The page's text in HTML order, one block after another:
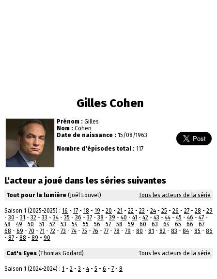
Gilles Cohen
Prénom : Gilles
Nom : Cohen
Date de naissance : 15/08/1963
Nombre d'épisodes total : 117
L'acteur a joué dans les séries suivantes
Tout pour la lumière(Joël Louvet) Tous les acteurs de la série
Saison 1 (2025-2025) : 16 - 17- 18 - 19 - 20 - 21 - 22- 23 - 24- 25 - 26 - 27- 28 - 29
- 30 - 31 - 32- 33 - 34- 35 - 36 - 37- 38 - 39 - 40 - 41 - 42- 43 - 44- 45 - 46 - 47-
48 - 49 - 50 - 51 - 52- 53 - 54- 55 - 56 - 57- 58 - 59 - 60 - 63 - 64- 65 - 66 - 67-
68 - 69 - 70 - 71 - 72- 73 - 74- 75 - 76 - 77- 78 - 79 - 80 - 81 - 82- 83 - 84- 85 - 86
- 87- 88 - 89 - 90
Cat's Eyes(Thomas Godard) Tous les acteurs de la série
Saison 1 (2024-2024) : 1 - 2- 3 - 4- 5 - 6 - 7- 8